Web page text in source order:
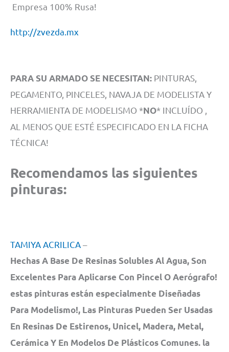
Empresa 100% Rusa!
http://zvezda.mx
PARA SU ARMADO SE NECESITAN: PINTURAS,
PEGAMENTO, PINCELES, NAVAJA DE MODELISTA Y
HERRAMIENTA DE MODELISMO *NO* INCLUÍDO ,
AL MENOS QUE ESTÉ ESPECIFICADO EN LA FICHA
TÉCNICA!
Recomendamos las siguientes
pinturas:
TAMIYA ACRILICA–
Hechas A Base De Resinas Solubles Al Agua, Son
Excelentes Para Aplicarse Con Pincel O Aerógrafo!
estas pinturas están especialmente Diseñadas
Para Modelismo!, Las Pinturas Pueden Ser Usadas
En Resinas De Estirenos, Unicel, Madera, Metal,
Cerámica Y En Modelos De Plásticos Comunes. la